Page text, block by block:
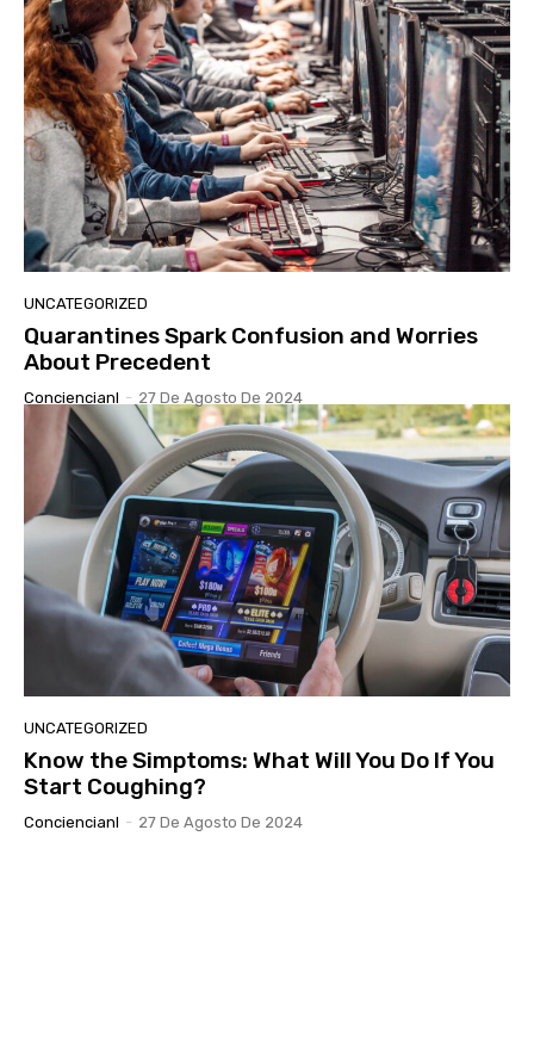
UNCATEGORIZED
Quarantines Spark Confusion and Worries
About Precedent
Conciencianl - 27 De Agosto De 2024
UNCATEGORIZED
Know the Simptoms: What Will You Do If You
Start Coughing?
Conciencianl - 27 De Agosto De 2024